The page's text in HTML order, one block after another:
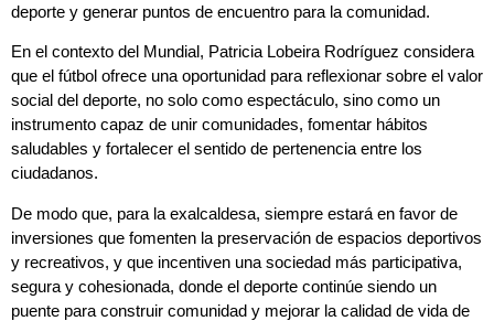
deporte y generar puntos de encuentro para la comunidad.
En el contexto del Mundial, Patricia Lobeira Rodríguez considera
que el fútbol ofrece una oportunidad para reflexionar sobre el valor
social del deporte, no solo como espectáculo, sino como un
instrumento capaz de unir comunidades, fomentar hábitos
saludables y fortalecer el sentido de pertenencia entre los
ciudadanos.
De modo que, para la exalcaldesa, siempre estará en favor de
inversiones que fomenten la preservación de espacios deportivos
y recreativos, y que incentiven una sociedad más participativa,
segura y cohesionada, donde el deporte continúe siendo un
puente para construir comunidad y mejorar la calidad de vida de